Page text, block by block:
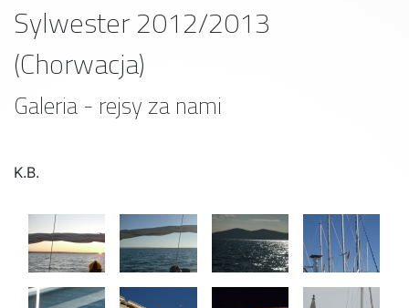
Sylwester 2012/2013
(Chorwacja)
Galeria - rejsy za nami
K.B.